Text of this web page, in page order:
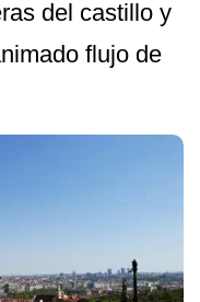
del castillo y
flujo de